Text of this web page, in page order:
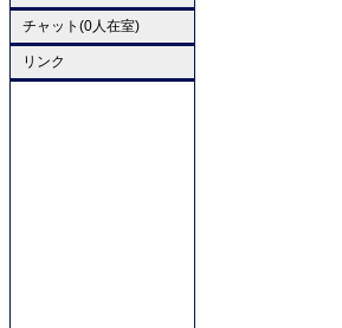
チャット(0人在室)
リンク